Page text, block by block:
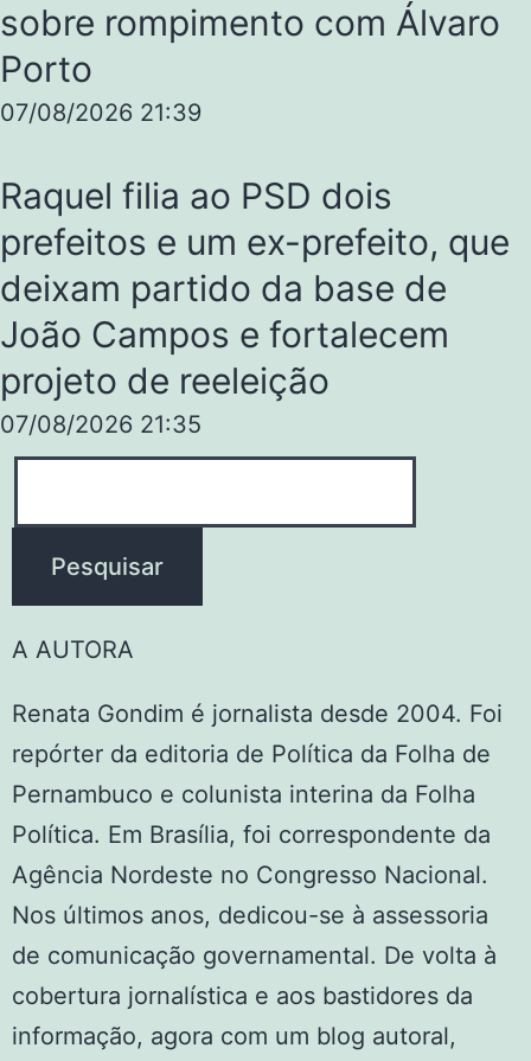
sobre rompimento com Álvaro
Porto
07/08/2026 21:39
Raquel filia ao PSD dois
prefeitos e um ex-prefeito, que
deixam partido da base de
João Campos e fortalecem
projeto de reeleição
07/08/2026 21:35
Pesquisar
A AUTORA
Renata Gondim é jornalista desde 2004. Foi
repórter da editoria de Política da Folha de
Pernambuco e colunista interina da Folha
Política. Em Brasília, foi correspondente da
Agência Nordeste no Congresso Nacional.
Nos últimos anos, dedicou-se à assessoria
de comunicação governamental. De volta à
cobertura jornalística e aos bastidores da
informação, agora com um blog autoral,